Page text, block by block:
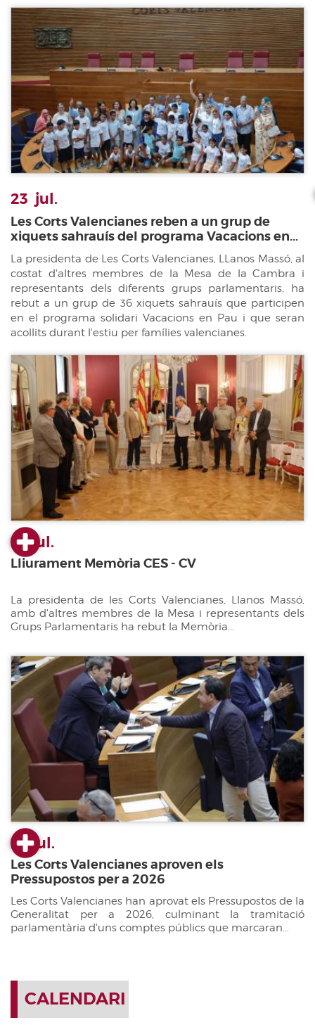
23 jul.
Les Corts Valencianes reben a un grup de
xiquets sahrauís del programa Vacacions en...
La presidenta de Les Corts Valencianes, LLanos Massó, al
costat d'altres membres de la Mesa de la Cambra i
representants dels diferents grups parlamentaris, ha
rebut a un grup de 36 xiquets sahrauís que participen
en el programa solidari Vacacions en Pau i que seran
acollits durant l'estiu per famílies valencianes.
23 jul.
Lliurament Memòria CES - CV
La presidenta de les Corts Valencianes, Llanos Massó,
amb d'altres membres de la Mesa i representants dels
Grups Parlamentaris ha rebut la Memòria...
22 jul.
Les Corts Valencianes aproven els
Pressupostos per a 2026
Les Corts Valencianes han aprovat els Pressupostos de la
Generalitat per a 2026, culminant la tramitació
parlamentària d'uns comptes públics que marcaran...
CALENDARI